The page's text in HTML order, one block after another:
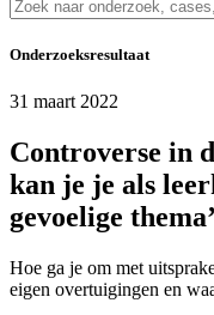
Onderzoeksresultaat
31 maart 2022
Controverse in
kan je je als
gevoelige
Hoe ga je om met
eigen overtuigingen en